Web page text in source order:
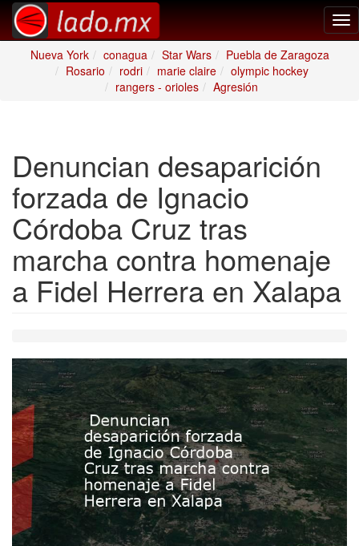
Nueva York
conagua Star Wars
Puebla de Zaragoza
Rosario
rodri marie claire
olympic hockey
rangers - orioles
Agresión
Denuncian desaparición
forzada de Ignacio
Córdoba Cruz tras
marcha contra homenaje
a Fidel Herrera en Xalapa